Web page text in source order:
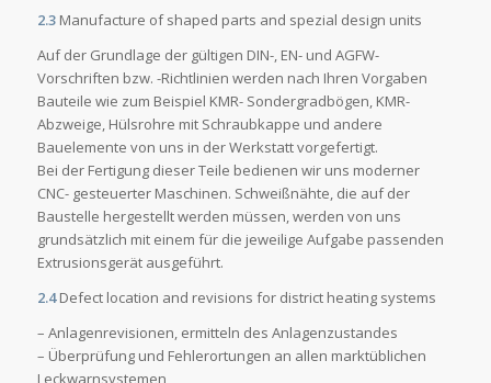
2.3 Manufacture of shaped parts and spezial design units
Auf der Grundlage der gültigen DIN-, EN- und AGFW-
Vorschriften bzw. -Richtlinien werden nach Ihren Vorgaben
Bauteile wie zum Beispiel KMR- Sondergradbögen, KMR-
Abzweige, Hülsrohre mit Schraubkappe und andere
Bauelemente von uns in der Werkstatt vorgefertigt.
Bei der Fertigung dieser Teile bedienen wir uns moderner
CNC- gesteuerter Maschinen. Schweißnähte, die auf der
Baustelle hergestellt werden müssen, werden von uns
grundsätzlich mit einem für die jeweilige Aufgabe passenden
Extrusionsgerät ausgeführt.
2.4Defect location and revisions for district heating systems
– Anlagenrevisionen, ermitteln des Anlagenzustandes
– Überprüfung und Fehlerortungen an allen marktüblichen